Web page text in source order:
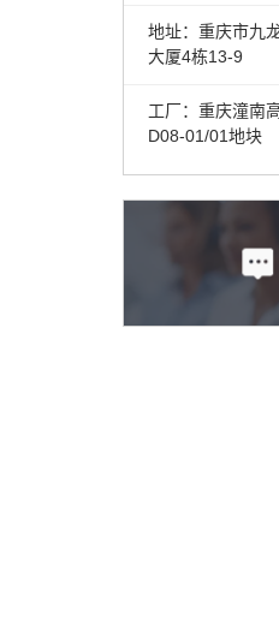
地址：重庆市九
大厦4栋13-9
工厂：重庆潼南
D08-01/01地块